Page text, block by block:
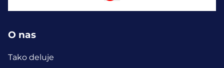
O nas
Tako deluje